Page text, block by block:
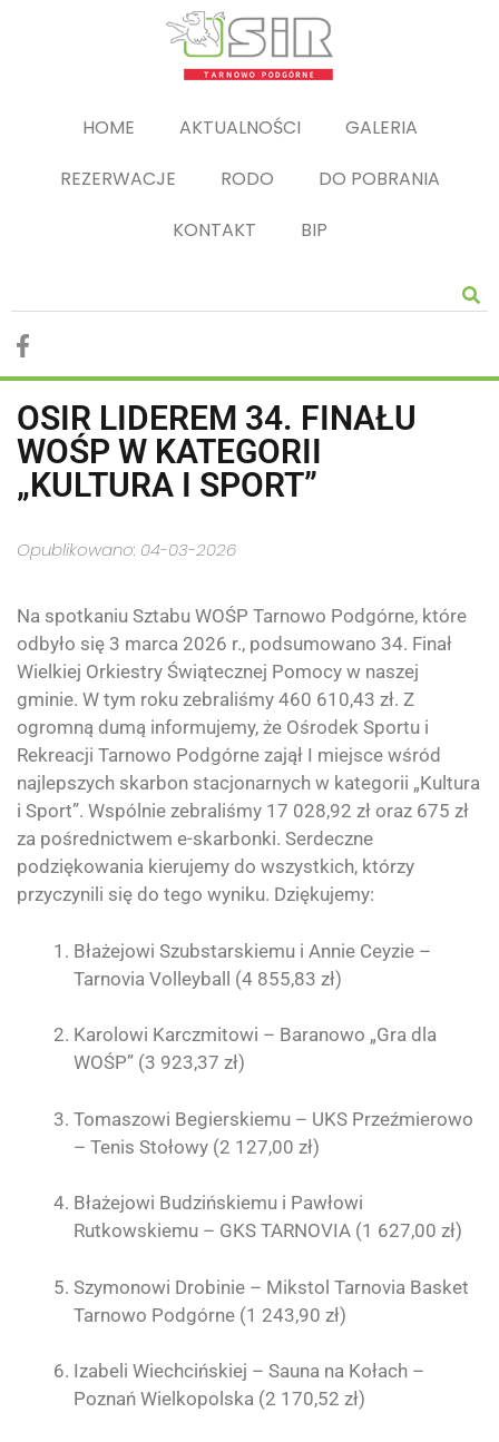
HOME AKTUALNOŚCI
GALERIA
REZERWACJE
RODO
DO POBRANIA
KONTAKT
BIP
OSIR LIDEREM 34. FINAŁU
WOŚP W KATEGORII
„KULTURA I SPORT”
Opublikowano: 04-03-2026
Na spotkaniu Sztabu WOŚP Tarnowo Podgórne, które
odbyło się 3 marca 2026 r., podsumowano 34. Finał
Wielkiej Orkiestry Świątecznej Pomocy w naszej
gminie. W tym roku zebraliśmy 460 610,43 zł. Z
ogromną dumą informujemy, że Ośrodek Sportu i
Rekreacji Tarnowo Podgórne zajął I miejsce wśród
najlepszych skarbon stacjonarnych w kategorii „Kultura
i Sport”. Wspólnie zebraliśmy 17 028,92 zł oraz 675 zł
za pośrednictwem e-skarbonki. Serdeczne
podziękowania kierujemy do wszystkich, którzy
przyczynili się do tego wyniku. Dziękujemy:
Błażejowi Szubstarskiemu i Annie Ceyzie –
Tarnovia Volleyball (4 855,83 zł)
Karolowi Karczmitowi – Baranowo „Gra dla
WOŚP” (3 923,37 zł)
Tomaszowi Begierskiemu – UKS Przeźmierowo
– Tenis Stołowy (2 127,00 zł)
Błażejowi Budzińskiemu i Pawłowi
Rutkowskiemu – GKS TARNOVIA (1 627,00 zł)
Szymonowi Drobinie – Mikstol Tarnovia Basket
Tarnowo Podgórne (1 243,90 zł)
Izabeli Wiechcińskiej – Sauna na Kołach –
Poznań Wielkopolska (2 170,52 zł)